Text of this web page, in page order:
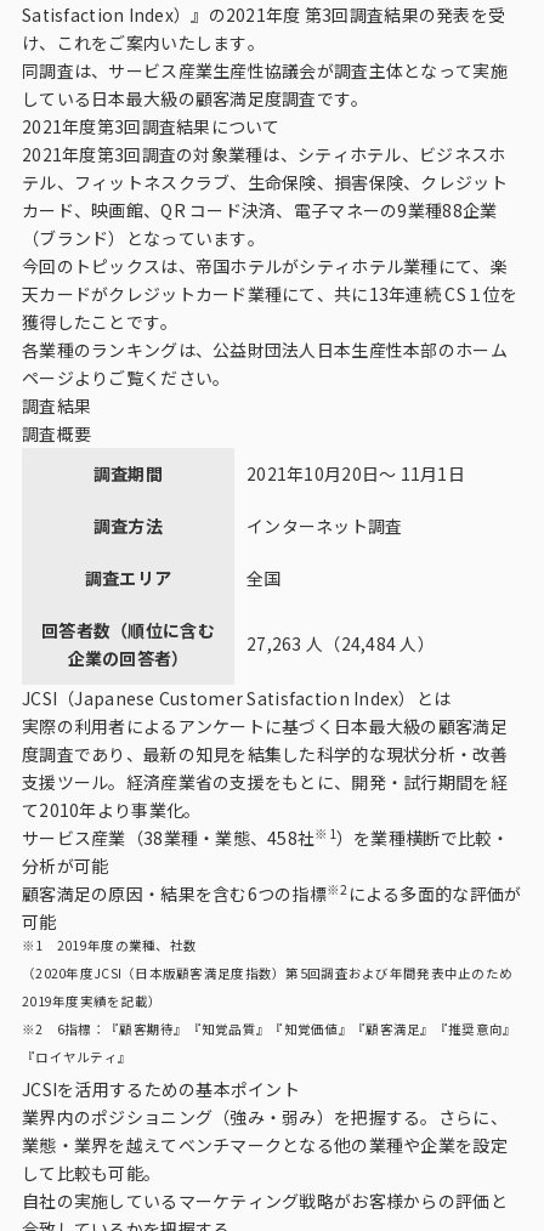
役員紹介
沿革
多様性・ダイバーシティへの取り組み
ニュース・メディア掲載
ソリューション／サービス
アンケートモニター
採用情報
Satisfaction Index）』の2021年度 第3回調査結果の発表を受
け、これをご案内いたします。
同調査は、サービス産業生産性協議会が調査主体となって実施
している日本最大級の顧客満足度調査です。
2021年度第3回調査結果について
2021年度第3回調査の対象業種は、シティホテル、ビジネスホ
テル、フィットネスクラブ、生命保険、損害保険、クレジット
カード、映画館、QR コード決済、電子マネーの9業種88企業
（ブランド）となっています。
今回のトピックスは、帝国ホテルがシティホテル業種にて、楽
天カードがクレジットカード業種にて、共に13年連続 CS１位を
獲得したことです。
各業種のランキングは、公益財団法人日本生産性本部のホーム
ページよりご覧ください。
調査結果
調査概要
調査期間
2021年10月20日～ 11月1日
調査方法 インターネット調査
調査エリア 全国
回答者数（順位に含む
企業の回答者）
27,263 人（24,484 人）
JCSI（Japanese Customer Satisfaction Index）とは
実際の利用者によるアンケートに基づく日本最大級の顧客満足
度調査であり、最新の知見を結集した科学的な現状分析・改善
支援ツール。経済産業省の支援をもとに、開発・試行期間を経
て2010年より事業化。
サービス産業（38業種・業態、458社※1）を業種横断で比較・
分析が可能
顧客満足の原因・結果を含む6つの指標※2 による多面的な評価が
可能
※1 2019年度の業種、社数
（2020年度JCSI（日本版顧客満足度指数）第5回調査および年間発表中止のため
2019年度実績を記載）
※2 6指標：『顧客期待』『知覚品質』『知覚価値』『顧客満足』『推奨意向』
『ロイヤルティ』
JCSIを活用するための基本ポイント
業界内のポジショニング（強み・弱み）を把握する。さらに、
業態・業界を越えてベンチマークとなる他の業種や企業を設定
して比較も可能。
自社の実施しているマーケティング戦略がお客様からの評価と